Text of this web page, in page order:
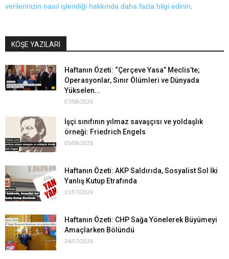
verilerinizin nasıl işlendiği hakkında daha fazla bilgi edinin
KÖŞE YAZILARI
Haftanın Özeti: “Çerçeve Yasa” Meclis’te;
Operasyonlar, Sınır Ölümleri ve Dünyada
Yükselen...
07/08/2026
İşçi sınıfının yılmaz savaşçısı ve yoldaşlık
örneği: Friedrich Engels
05/08/2026
Haftanın Özeti: AKP Saldırıda, Sosyalist Sol İki
Yanlış Kutup Etrafında
31/07/2026
Haftanın Özeti: CHP Sağa Yönelerek Büyümeyi
Amaçlarken Bölündü
24/07/2026